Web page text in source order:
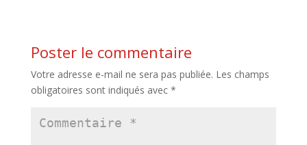
Poster le commentaire
Votre adresse e-mail ne sera pas publiée. Les champs
obligatoires sont indiqués avec *